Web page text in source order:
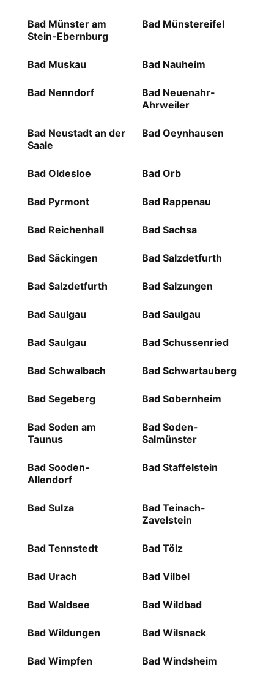
Bad Münster am
Stein-Ebernburg
Bad Münstereifel
Bad Muskau Bad Nauheim
Bad Nenndorf
Bad Neuenahr-
Ahrweiler
Bad Neustadt an der
Saale
Bad Oeynhausen
Bad Oldesloe Bad Orb
Bad Pyrmont Bad Rappenau
Bad Reichenhall Bad Sachsa
Bad Säckingen Bad Salzdetfurth
Bad Salzdetfurth Bad Salzungen
Bad Saulgau Bad Saulgau
Bad Saulgau Bad Schussenried
Bad Schwalbach Bad Schwartauberg
Bad Segeberg Bad Sobernheim
Bad Soden am
Taunus
Bad Soden-
Salmünster
Bad Sooden-
Allendorf
Bad Staffelstein
Bad Sulza
Bad Teinach-
Zavelstein
Bad Tennstedt Bad Tölz
Bad Urach Bad Vilbel
Bad Waldsee Bad Wildbad
Bad Wildungen Bad Wilsnack
Bad Wimpfen Bad Windsheim